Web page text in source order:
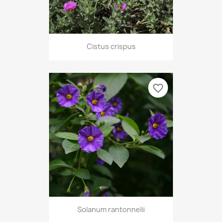
Cistus crispus
Solanum rantonnelii
favorite_border